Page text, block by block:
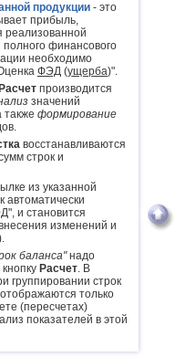
продукции - это
прибыль,
реализованной
финансового
необходимо
ФЭД (ущерба)".
Расчет производится
значений
также формирование
восстанавливаются
строк и
из указанной
автоматически
и становится
изменений и
баланса"надо
Расчет. В
группировании строк
только
(пересчетах)
показателей в этой
используеткуки